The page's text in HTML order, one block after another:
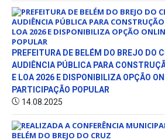
PREFEITURA DE BELÉM DO BREJO DO
AUDIÊNCIA PÚBLICA PARA
E LOA 2026 E DISPONIBILIZA OPÇÃO
PARTICIPAÇÃO POPULAR
14.08.2025